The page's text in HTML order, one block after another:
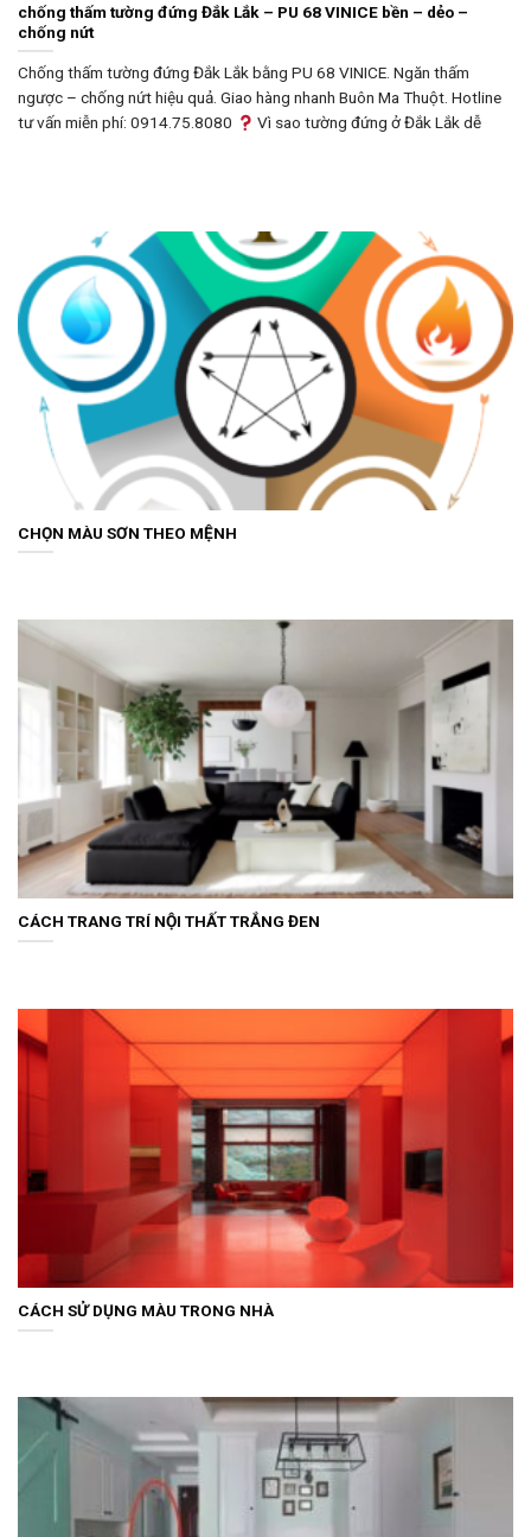
chống thấm tường đứng Đắk Lắk – PU 68 VINICE bền – dẻo –
chống nứt
Chống thấm tường đứng Đắk Lắk bằng PU 68 VINICE. Ngăn thấm
ngược – chống nứt hiệu quả. Giao hàng nhanh Buôn Ma Thuột. Hotline
tư vấn miễn phí: 0914.75.8080
Vì sao tường đứng ở Đắk Lắk dễ
CHỌN MÀU SƠN THEO MỆNH
CÁCH TRANG TRÍ NỘI THẤT TRẮNG ĐEN
CÁCH SỬ DỤNG MÀU TRONG NHÀ